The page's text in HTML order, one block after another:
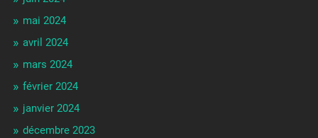
mai 2024
avril 2024
mars 2024
février 2024
janvier 2024
décembre 2023